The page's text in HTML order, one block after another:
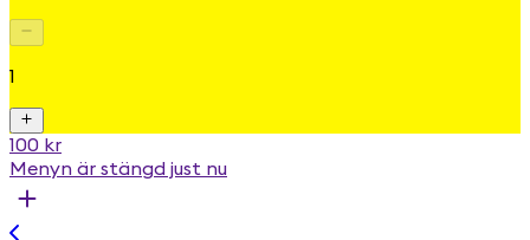
1
100 kr
Menyn är stängd just nu